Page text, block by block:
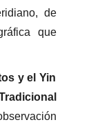
de
que
y el Yin